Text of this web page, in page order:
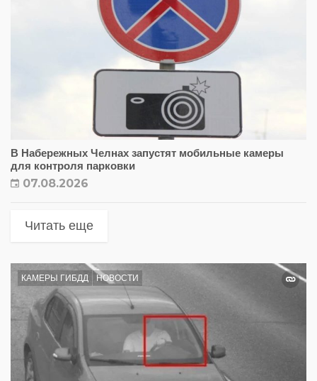
В Набережных Челнах запустят мобильные камеры
для контроля парковки
07.08.2026
Читать еще
КАМЕРЫ ГИБДД НОВОСТИ